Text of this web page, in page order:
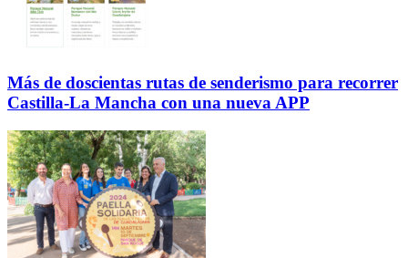
Más de doscientas rutas de senderismo para recorrer
Castilla-La Mancha con una nueva APP